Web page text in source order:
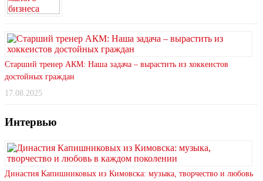
Старший тренер АКМ: Наша задача – вырастить из хоккеистов
достойных граждан
17.08.2025
Интервью
Династия Капишниковых из Кимовска: музыка, творчество и любовь